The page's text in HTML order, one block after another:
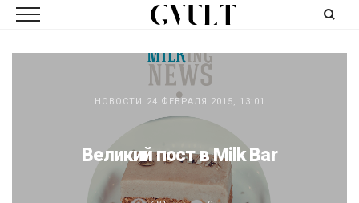
НОВОСТИ 24 ФЕВРАЛЯ 2015, 13:01
Великий пост в Milk Bar